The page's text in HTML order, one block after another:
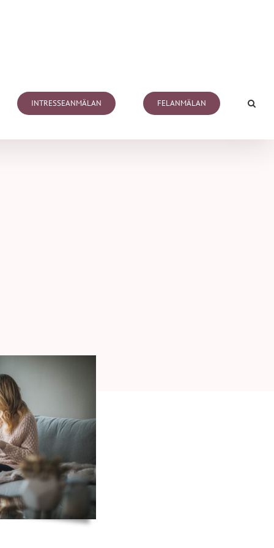
INTRESSEANMÄLAN FELANMÄLAN